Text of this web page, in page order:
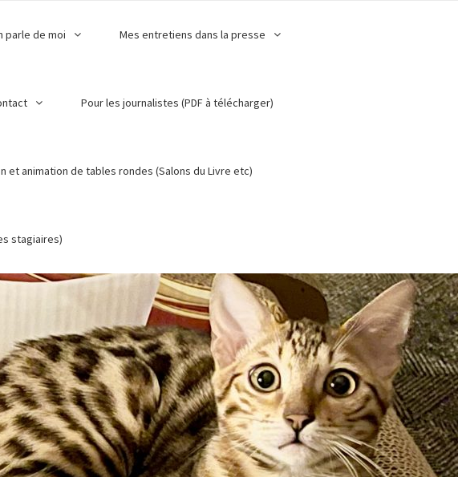
parle de moi Mes entretiens dans la presse
Pour les journalistes (PDF à télécharger)
et animation de tables rondes (Salons du Livre etc)
stagiaires)